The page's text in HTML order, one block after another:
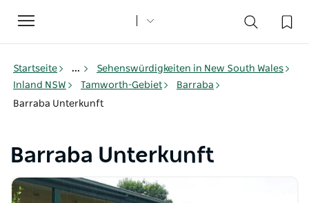
Toggle
navigation
Startseite ...
Sehenswürdigkeiten in New South Wales
Inland NSW
Tamworth-Gebiet
Barraba
Barraba Unterkunft
Barraba Unterkunft